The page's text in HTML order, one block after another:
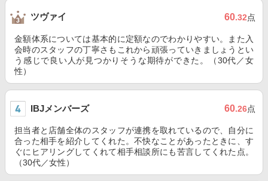
ツヴァイ 60.32点
金額体系については基本的に定額なのでわかりやすい。また入
会時のスタッフの丁寧さもこれから頑張っていきましょうとい
う感じで良い人が見つかりそうな期待ができた。（30代／女
性）
IBJメンバーズ 60.26点
担当者と店舗全体のスタッフが連携を取れているので、自分に
合った相手を紹介してくれた。不快なことがあったときに、す
ぐにヒアリングしてくれて相手相談所にも苦言してくれた点。
（30代／女性）